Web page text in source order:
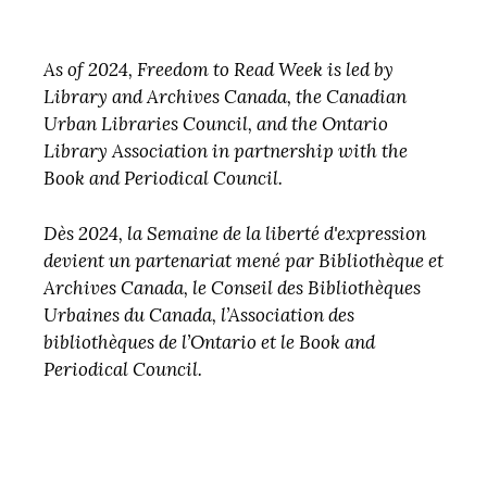
As of 2024, Freedom to Read Week is led by
Library and Archives Canada, the Canadian
Urban Libraries Council, and the Ontario
Library Association in partnership with the
Book and Periodical Council.
Dès 2024, la Semaine de la liberté d'expression
devient un partenariat mené par Bibliothèque et
Archives Canada, le Conseil des Bibliothèques
Urbaines du Canada, l’Association des
bibliothèques de l’Ontario et le Book and
Periodical Council.